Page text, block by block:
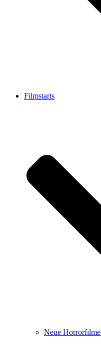
Filmstarts
Neue Horrorfilme